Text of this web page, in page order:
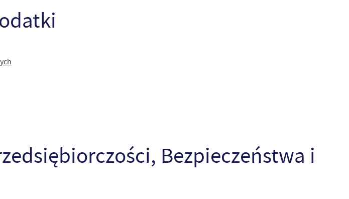
Bezpieczeństwa i